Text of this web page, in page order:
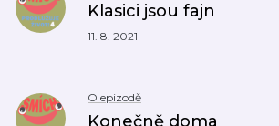
Klasici jsou fajn
11. 8. 2021
O epizodě
Konečně doma